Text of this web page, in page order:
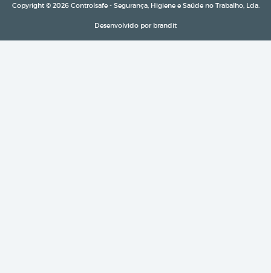
Copyright © 2026 Controlsafe - Segurança, Higiene e Saúde no Trabalho, Lda.
Desenvolvido por brandit